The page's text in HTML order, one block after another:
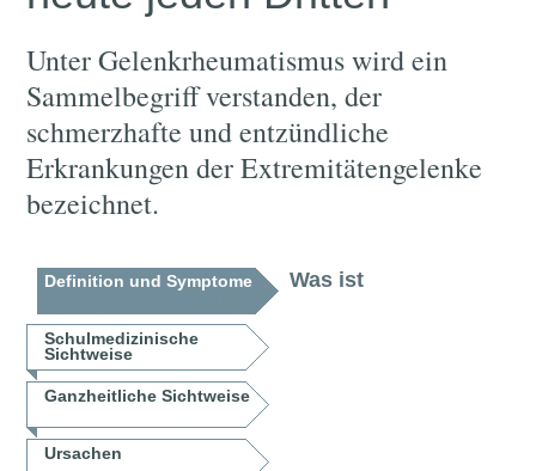
Unter Gelenkrheumatismus wird ein
Sammelbegriff verstanden, der
schmerzhafte und entzündliche
Erkrankungen der Extremitätengelenke
bezeichnet.
Definition und Symptome
Schulmedizinische
Sichtweise
Ganzheitliche Sichtweise
Ursachen
Was ist